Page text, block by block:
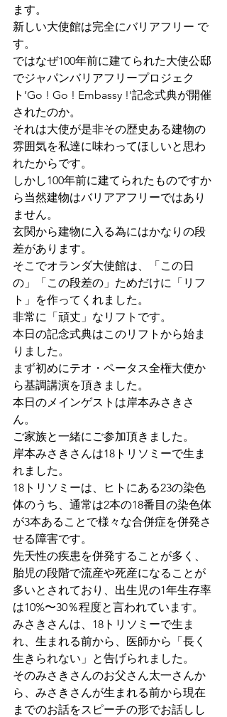
ます。
新しい大使館は完全にバリアフリー で
す。
ではなぜ100年前に建てられた大使公邸
でジャパンバリアフリープロジェク
ト’Go ! Go ! Embassy !'記念式典が開催
されたのか。
それは大使が是非その歴史ある建物の
雰囲気を私達に味わってほしいと思わ
れたからです。
しかし100年前に建てられたものですか
ら当然建物はバリアアフリーではあり
ません。
玄関から建物に入る為にはかなりの段
差があります。
そこでオランダ大使館は、「この日
の」「この段差の」ためだけに「リフ
ト」を作ってくれました。
非常に「頑丈」なリフトです。
本日の記念式典はこのリフトから始ま
りました。
まず初めにテオ・ペータス全権大使か
ら基調講演を頂きました。​
本日のメインゲストは岸本みさきさ
ん。
ご家族と一緒にご参加頂きました。
岸本みさきさんは18トリソミーで生ま
れました。
18トリソミーは、ヒトにある23の染色
体のうち、通常は2本の18番目の染色体
が3本あることで様々な合併症を併発さ
せる障害です。
先天性の疾患を併発することが多く、
胎児の段階で流産や死産になることが
多いとされており、出生児の1年生存率
は10%〜30％程度と言われています。
みさきさんは、18トリソミーで生ま
れ、生まれる前から、医師から「長く
生きられない」と告げられました。
そのみさきさんのお父さん太一さんか
ら、みさきさんが生まれる前から現在
までのお話をスピーチの形でお話しし